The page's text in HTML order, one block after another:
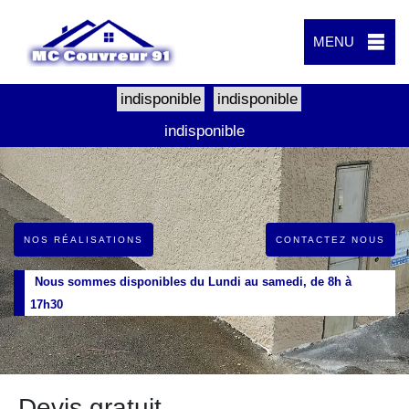
MENU
indisponible
indisponible
indisponible
NOS RÉALISATIONS CONTACTEZ NOUS
Nous sommes disponibles du Lundi au samedi, de 8h à
17h30